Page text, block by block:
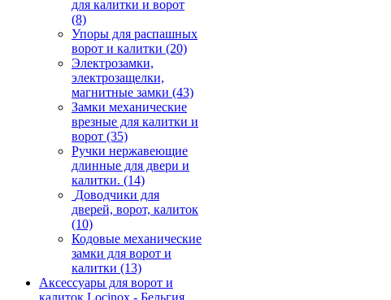
для калитки и ворот
(8)
Упоры для распашных
ворот и калитки (20)
Электрозамки,
электрозащелки,
магнитные замки (43)
Замки механические
врезные для калитки и
ворот (35)
Ручки нержавеющие
длинные для двери и
калитки. (14)
Доводчики для
дверей, ворот, калиток
(10)
Кодовые механические
замки для ворот и
калитки (13)
Аксессуары для ворот и
калиток Locinox - Бельгия